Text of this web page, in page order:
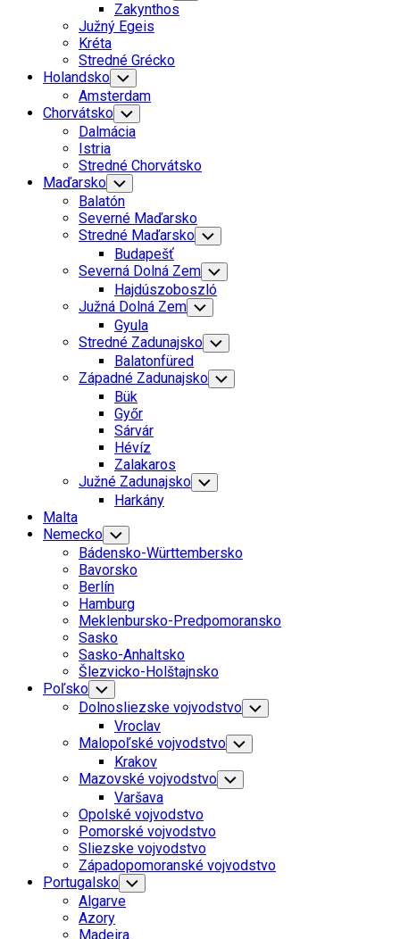
Child
Menu
Zakynthos
Južný Egeis
Kréta
Stredné Grécko
Holandsko Toggle
Child
Menu
Amsterdam
Chorvátsko Toggle
Child
Menu
Dalmácia
Istria
Stredné Chorvátsko
Maďarsko Toggle
Child
Menu
Balatón
Severné Maďarsko
Stredné Maďarsko Toggle
Child
Menu
Budapešť
Severná Dolná Zem Toggle
Child
Menu
Hajdúszoboszló
Južná Dolná Zem Toggle
Child
Menu
Gyula
Stredné Zadunajsko Toggle
Child
Menu
Balatonfüred
Západné Zadunajsko Toggle
Child
Bük
Győr
Sárvár
Hévíz
Zalakaros
Južné Zadunajsko Toggle
Child
Harkány
Malta
Nemecko Toggle
Child
Menu
Bádensko-Württembersko
Bavorsko
Berlín
Hamburg
Meklenbursko-Predpomoransko
Sasko
Sasko-Anhaltsko
Šlezvicko-Holštajnsko
Poľsko Toggle
Child
Menu
Dolnosliezske vojvodstvo Toggle
Child
Menu
Vroclav
Malopoľské vojvodstvo Toggle
Child
Menu
Krakov
Mazovské vojvodstvo Toggle
Child
Varšava
Opolské vojvodstvo
Pomorské vojvodstvo
Sliezske vojvodstvo
Západopomoranské vojvodstvo
Portugalsko Toggle
Child
Menu
Algarve
Azory
Madeira